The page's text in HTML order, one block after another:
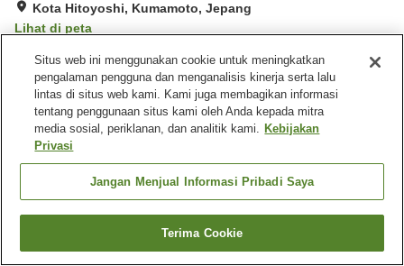
Kota Hitoyoshi, Kumamoto, Jepang
Lihat di peta
Hebat Ulasan:10
Fasilitas properti
Tempat parkir
Kafe
Pengiriman ke rumah
Beranda Jepang Kumamoto
Kota Hitoyoshi
Hitoyoshi Morino Hall Lady's Inn
Cari kamar
Situs web ini menggunakan cookie untuk meningkatkan
pengalaman pengguna dan menganalisis kinerja serta lalu
lintas di situs web kami. Kami juga membagikan informasi
tentang penggunaan situs kami oleh Anda kepada mitra
media sosial, periklanan, dan analitik kami. Kebijakan
Privasi
Jangan Menjual Informasi Pribadi Saya
Terima Cookie